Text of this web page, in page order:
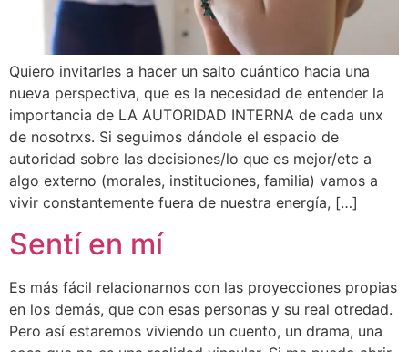
Quiero invitarles a hacer un salto cuántico hacia una
nueva perspectiva, que es la necesidad de entender la
importancia de LA AUTORIDAD INTERNA de cada unx
de nosotrxs. Si seguimos dándole el espacio de
autoridad sobre las decisiones/lo que es mejor/etc a
algo externo (morales, instituciones, familia) vamos a
vivir constantemente fuera de nuestra energía, […]
Sentí en mí
Es más fácil relacionarnos con las proyecciones propias
en los demás, que con esas personas y su real otredad.
Pero así estaremos viviendo un cuento, un drama, una